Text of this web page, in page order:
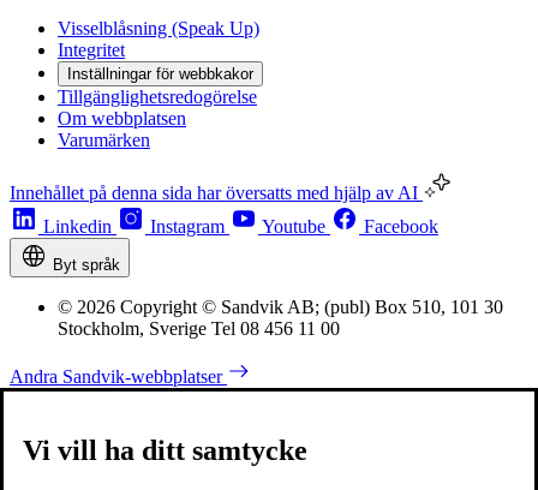
Visselblåsning (Speak Up)
Integritet
Inställningar för webbkakor
Tillgänglighetsredogörelse
Om webbplatsen
Varumärken
Innehållet på denna sida har översatts med hjälp av AI
Linkedin
Instagram Youtube Facebook
Byt språk
© 2026 Copyright © Sandvik AB; (publ) Box 510, 101 30
Stockholm, Sverige Tel 08 456 11 00
Andra Sandvik-webbplatser
Vi vill ha ditt samtycke